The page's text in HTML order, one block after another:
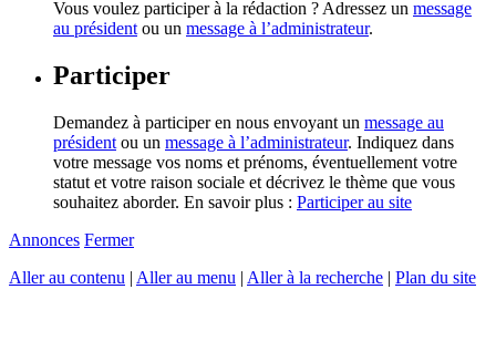
Vous voulez participer à la rédaction ? Adressez un message
au président ou un message à l’administrateur.
Participer
Demandez à participer en nous envoyant un message au
président ou un message à l’administrateur. Indiquez dans
votre message vos noms et prénoms, éventuellement votre
statut et votre raison sociale et décrivez le thème que vous
souhaitez aborder. En savoir plus : Participer au site
Annonces Fermer
Aller au contenu | Aller au menu | Aller à la recherche | Plan du site